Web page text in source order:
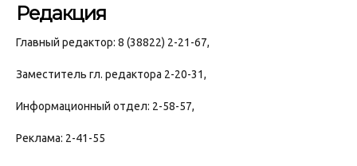
Редакция
Главный редактор: 8 (38822) 2-21-67,
Заместитель гл. редактора 2-20-31,
Информационный отдел: 2-58-57,
Реклама: 2-41-55